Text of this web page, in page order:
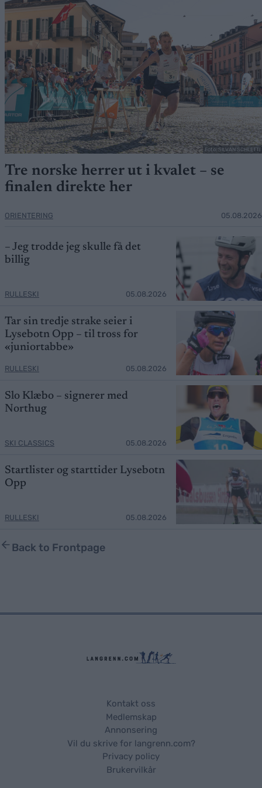
Foto: SILVAN SCHLETTI
Tre norske herrer ut i kvalet – se
finalen direkte her
ORIENTERING 05.08.2026
– Jeg trodde jeg skulle få det
billig
RULLESKI 05.08.2026
Tar sin tredje strake seier i
Lysebotn Opp – til tross for
«juniortabbe»
RULLESKI 05.08.2026
Slo Klæbo – signerer med
Northug
SKI CLASSICS 05.08.2026
Startlister og starttider Lysebotn
Opp
RULLESKI 05.08.2026
Back to Frontpage
Kontakt oss
Medlemskap
Annonsering
Vil du skrive for langrenn.com?
Privacy policy
Brukervilkår